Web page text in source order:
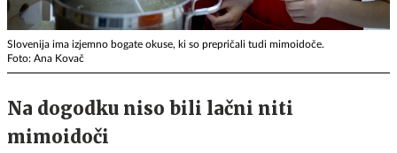
Slovenija ima izjemno bogate okuse, ki so prepričali tudi mimoidoče.
Foto: Ana Kovač
Na dogodku niso bili lačni niti
mimoidoči